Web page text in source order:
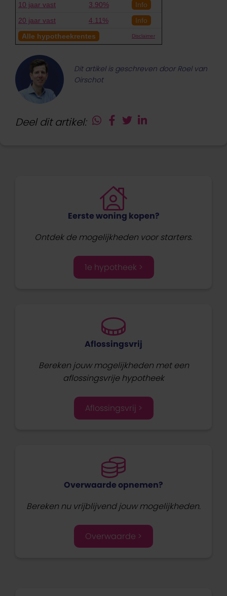
10 jaar vast
3.90%
Info
20 jaar vast
4.11%
Info
Alle hypotheekrentes
Disclaimer
Dit artikel is geschreven door Roel van
Oirschot
Deel dit artikel:
Eerste woning kopen?
Ontdek de mogelijkheden voor starters.
1e hypotheek >
Aflossingsvrij
Bereken jouw mogelijkheden met een
aflossingsvrije hypotheek
Aflossingsvrij >
Overwaarde opnemen?
Bereken nu vrijblijvend jouw mogelijkheden.
Overwaarde >